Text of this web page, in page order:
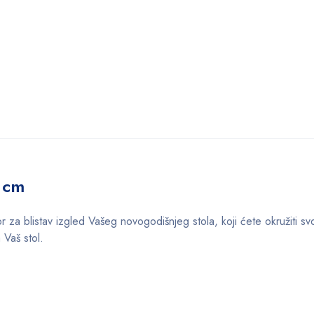
za blistav izgled Vašeg novogodišnjeg stola, koji ćete okružiti
stol.